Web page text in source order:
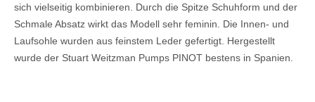
sich vielseitig kombinieren. Durch die Spitze Schuhform und der
Schmale Absatz wirkt das Modell sehr feminin. Die Innen- und
Laufsohle wurden aus feinstem Leder gefertigt. Hergestellt
wurde der Stuart Weitzman Pumps PINOT bestens in Spanien.